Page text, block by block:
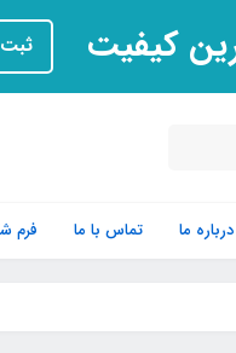
کیفیت
درباره ما تماس با ما فرم‌